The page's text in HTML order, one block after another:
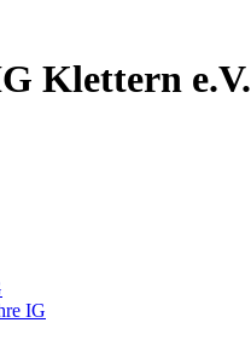
Klettern e.V.
IG